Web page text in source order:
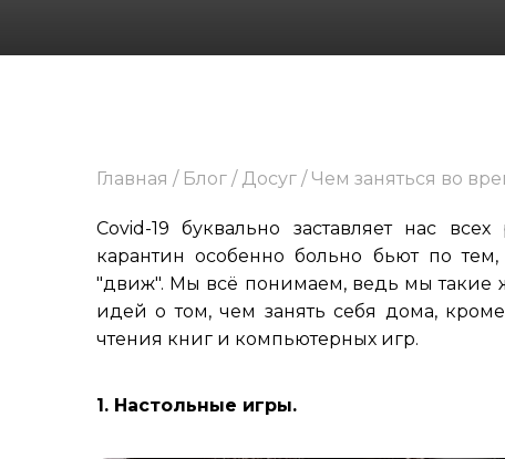
Главная / Блог / Досуг / Чем заняться во
Covid-19 буквально заставляет нас
карантин особенно больно бьют по
"движ". Мы всё понимаем, ведь мы такие
идей о том, чем занять себя дома,
чтения книг и компьютерных игр.
1. Настольные игры.